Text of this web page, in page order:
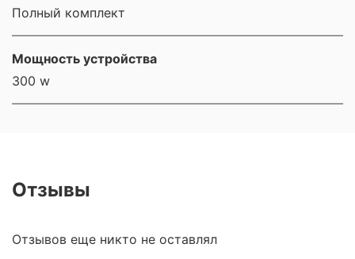
Полный комплект
Мощность устройства
300 w
Отзывы
Отзывов еще никто не оставлял